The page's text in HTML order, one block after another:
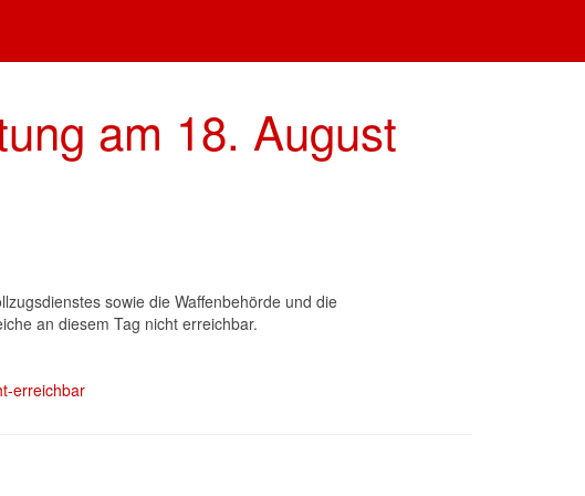
am 18. August
sowie die Waffenbehörde und die
an diesem Tag nicht erreichbar.
erreichbar